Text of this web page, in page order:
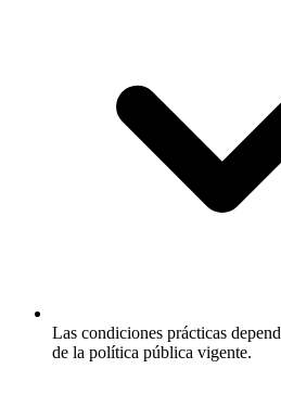
Las condiciones prácticas
de la política pública vigente.